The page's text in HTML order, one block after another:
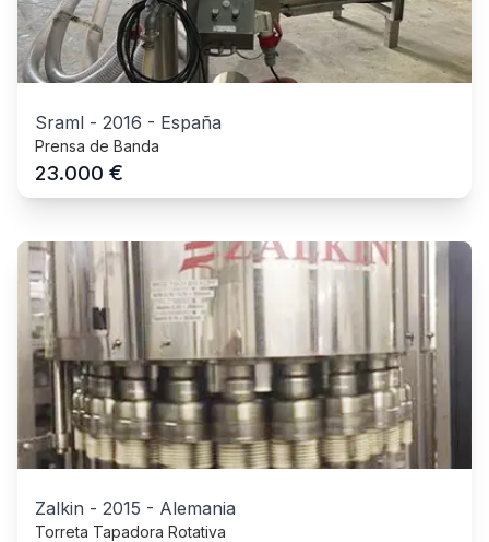
Sraml - 2016 - España
Prensa de Banda
23.000 €
Zalkin - 2015 - Alemania
Torreta Tapadora Rotativa